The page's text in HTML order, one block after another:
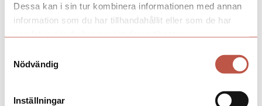
Dessa kan i sin tur kombinera informationen med annan
information som du har tillhandahållit eller som de har
Nödvändig
Inställningar